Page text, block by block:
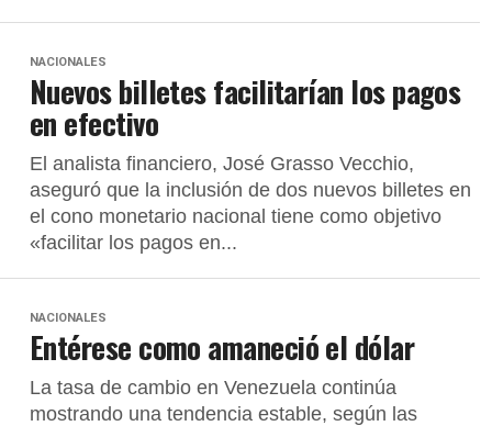
NACIONALES
Nuevos billetes facilitarían los pagos
en efectivo
El analista financiero, José Grasso Vecchio,
aseguró que la inclusión de dos nuevos billetes en
el cono monetario nacional tiene como objetivo
«facilitar los pagos en...
NACIONALES
Entérese como amaneció el dólar
La tasa de cambio en Venezuela continúa
mostrando una tendencia estable, según las